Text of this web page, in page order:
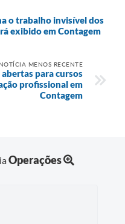
o trabalho invisível dos
exibido em Contagem
NOTÍCIA MENOS RECENTE
para cursos
profissional em
Contagem
Operações